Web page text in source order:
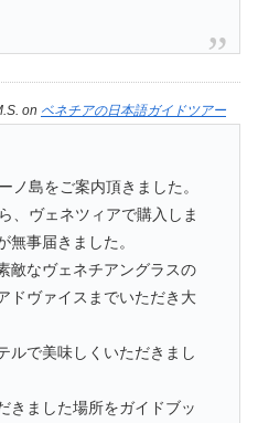
on ベネチアの日本語ガイドツアー
ノ島をご案内頂きました。
、ヴェネツィアで購入しま
無事届きました。
敵なヴェネチアングラスの
ドヴァイスまでいただき大
ルで美味しくいただきまし
きました場所をガイドブッ